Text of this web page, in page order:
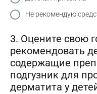
Не рекомендую
3. Оцените свою
рекомендовать
содержащие
подгузник для
дерматита у